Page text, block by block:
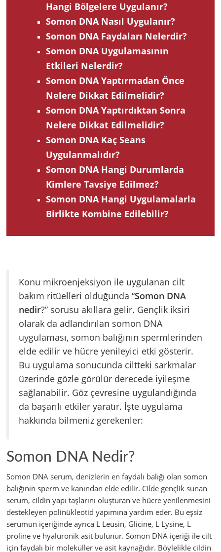
Hangi Bölgelere Uygulanır?
Somon DNA Nasıl Uygulanır?
Somon DNA Faydaları Nelerdir?
Somon DNA Uygulamasının
Etkileri Nelerdir?
Somon DNA Yaptırmadan Önce
Nelere Dikkat Edilmelidir?
Somon DNA Yaptırdıktan Sonra
Nelere Dikkat Edilmelidir?
Somon DNA Kaç Seans
Uygulanmalıdır?
Somon DNA Hangi Durumlarda
Kimlere Tavsiye Edilmez?
Somon DNA Hangi Uygulamalarla
Birlikte Kombine Edilebilir?
Konu mikroenjeksiyon ile uygulanan cilt
bakım ritüelleri olduğunda “Somon DNA
nedir?” sorusu akıllara gelir. Gençlik iksiri
olarak da adlandırılan somon DNA
uygulaması, somon balığının spermlerinden
elde edilir ve hücre yenileyici etki gösterir.
Bu uygulama sonucunda ciltteki sarkmalar
üzerinde gözle görülür derecede iyileşme
sağlanabilir. Göz çevresine uygulandığında
da başarılı etkiler yaratır. İşte uygulama
hakkında bilmeniz gerekenler:
Somon DNA Nedir?
Somon DNA serum, denizlerin en faydalı balığı olan somon
balığının sperm ve kanından elde edilir. Cilde gençlik sunan
serum, cildin yapı taşlarını oluşturan ve hücre yenilenmesini
destekleyen polinükleotid yapımına yardım eder. Bu eşsiz
serumun içeriğinde ayrıca L Leusin, Glicine, L Lysine, L
proline ve hyalüronik asit bulunur. Somon DNA içeriği ile cilt
için faydalı bir moleküller ve asit kaynağıdır. Böylelikle cildin